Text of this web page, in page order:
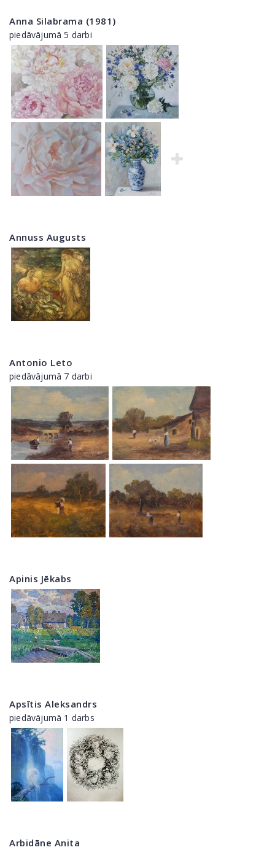
Anna Silabrama (1981)
piedāvājumā 5 darbi
Annuss Augusts
Antonio Leto
piedāvājumā 7 darbi
Apinis Jēkabs
Apsītis Aleksandrs
piedāvājumā 1 darbs
Arbidāne Anita